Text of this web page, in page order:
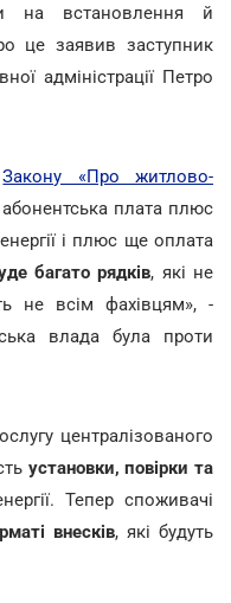
на встановлення й
це заявив заступник
адміністрації Петро
Закону «Про житлово-
плата плюс
і плюс ще оплата
багато рядків, які не
не всім фахівцям», -
влада була проти
централізованого
установки, повірки та
Тепер споживачі
внесків, які будуть